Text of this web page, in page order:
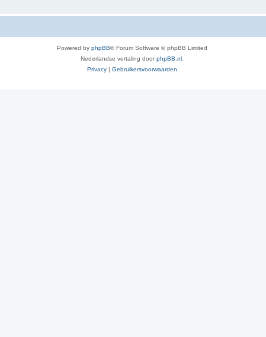
Powered by phpBB® Forum Software © phpBB Limited
Nederlandse vertaling doorphpBB.nl
Privacy | Gebruikersvoorwaarden